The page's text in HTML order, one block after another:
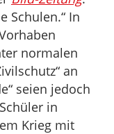
Schulen.“ In
normalen
an
seien jedoch
in
Krieg mit